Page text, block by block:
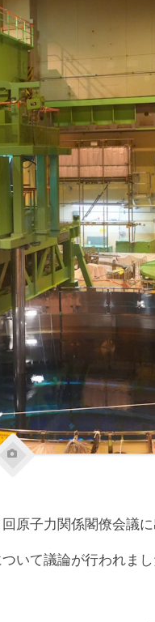
原子力関係閣僚会議に
いて議論が行われまし